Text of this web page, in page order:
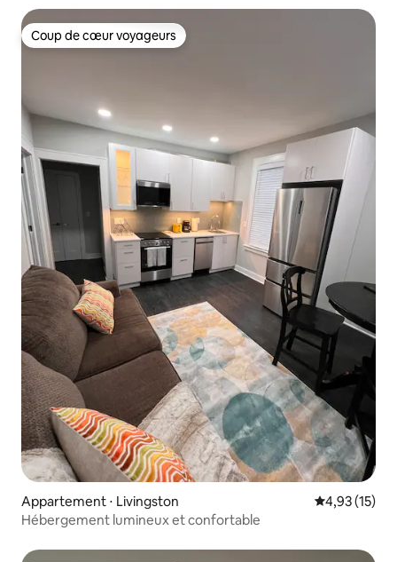
Coup de cœur voyageurs
Coup de cœur voyageurs
Appartement ⋅ Livingston Évaluation
4,93 (15)
Hébergement lumineux et confortable